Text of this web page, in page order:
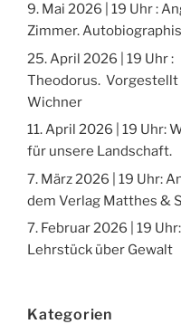
9. Mai 2026 | 19 Uhr :
Zimmer.
25. April 2026 | 19 Uhr
Theodorus. Vorgestellt
Wichner
11. April 2026 | 19 Uhr:
für unsere Landschaft.
7. März 2026 | 19 Uhr:
dem Verlag Matthes &
7. Februar 2026 | 19
Lehrstück über Gewalt
Kategorien